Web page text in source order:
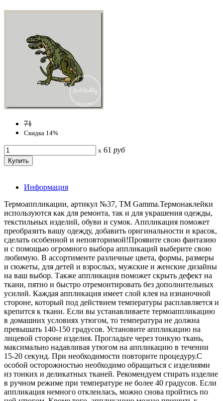
71
Скидка 14%
x 61 руб
Информация
Термоаппликации, артикул №37, ТМ Gamma.Термонаклейки
используются как для ремонта, так и для украшения одежды,
текстильных изделий, обуви и сумок. Аппликация поможет
преобразить вашу одежду, добавить оригинальности и красок,
сделать особенной и неповторимой!Проявите свою фантазию
и с помощью огромного выбора аппликаций выберите свою
любимую. В ассортименте различные цвета, формы, размеры
и сюжеты, для детей и взрослых, мужские и женские дизайны
на ваш выбор. Также аппликация поможет скрыть дефект на
ткани, пятно и быстро отремонтировать без дополнительных
усилий. Каждая аппликация имеет слой клея на изнаночной
стороне, который под действием температуры расплавляется и
крепится к ткани. Если вы устанавливаете термоаппликацию
в домашних условиях утюгом, то температура не должна
превышать 140-150 градусов. Установите аппликацию на
лицевой стороне изделия. Прогладьте через тонкую ткань,
максимально надавливая утюгом на аппликацию в течении
15-20 секунд. При необходимости повторите процедуру.С
особой осторожностью необходимо обращаться с изделиями
из тонких и деликатных тканей. Рекомендуем стирать изделие
в ручном режиме при температуре не более 40 градусов. Если
аппликация немного отклеилась, можно снова пройтись по